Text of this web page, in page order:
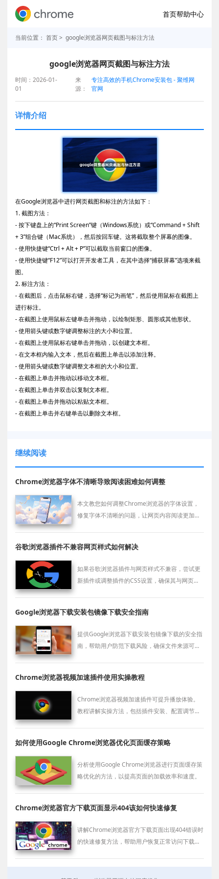
首页帮助中心
当前位置： 首页> google浏览器网页截图与标注方法
google浏览器网页截图与标注方法
时间：2026-01-
01
来
源：
专注高效的手机Chrome安装包 - 聚维网
官网
详情介绍
在Google浏览器中进行网页截图和标注的方法如下：
1. 截图方法：
- 按下键盘上的“Print Screen”键（Windows系统）或“Command + Shift
+ 3”组合键（Mac系统），然后按回车键。这将截取整个屏幕的图像。
- 使用快捷键“Ctrl + Alt + P”可以截取当前窗口的图像。
- 使用快捷键“F12”可以打开开发者工具，在其中选择“捕获屏幕”选项来截
图。
2. 标注方法：
- 在截图后，点击鼠标右键，选择“标记为画笔”，然后使用鼠标在截图上
进行标注。
- 在截图上使用鼠标左键单击并拖动，以绘制矩形、圆形或其他形状。
- 使用箭头键或数字键调整标注的大小和位置。
- 在截图上使用鼠标右键单击并拖动，以创建文本框。
- 在文本框内输入文本，然后在截图上单击以添加注释。
- 使用箭头键或数字键调整文本框的大小和位置。
- 在截图上单击并拖动以移动文本框。
- 在截图上单击并双击以复制文本框。
- 在截图上单击并拖动以粘贴文本框。
- 在截图上单击并右键单击以删除文本框。
继续阅读
Chrome浏览器字体不清晰导致阅读困难如何调整
本文教您如何调整Chrome浏览器的字体设置，
修复字体不清晰的问题，让网页内容阅读更加清
谷歌浏览器插件不兼容网页样式如何解决
如果谷歌浏览器插件与网页样式不兼容，尝试更
新插件或调整插件的CSS设置，确保其与网页样
Google浏览器下载安装包镜像下载安全指南
提供Google浏览器下载安装包镜像下载的安全指
南，帮助用户防范下载风险，确保文件来源可
Chrome浏览器视频加速插件使用实操教程
Chrome浏览器视频加速插件可提升播放体验。
教程讲解实操方法，包括插件安装、配置调节和
如何使用Google Chrome浏览器优化页面缓存策略
分析使用Google Chrome浏览器进行页面缓存策
略优化的方法，以提高页面的加载效率和速度。
Chrome浏览器官方下载页面显示404该如何快速修复
讲解Chrome浏览器官方下载页面出现404错误时
的快速修复方法，帮助用户恢复正常访问下载页